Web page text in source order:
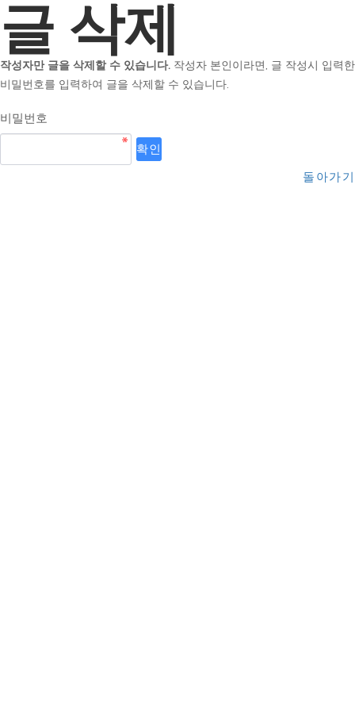
글 삭제
작성자만 글을 삭제할 수 있습니다. 작성자 본인이라면, 글 작성시 입력한
비밀번호를 입력하여 글을 삭제할 수 있습니다.
비밀번호
돌아가기